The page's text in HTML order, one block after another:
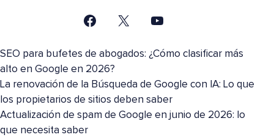
SEO para bufetes de abogados: ¿Cómo clasificar más
alto en Google en 2026?
La renovación de la Búsqueda de Google con IA: Lo que
los propietarios de sitios deben saber
Actualización de spam de Google en junio de 2026: lo
que necesita saber